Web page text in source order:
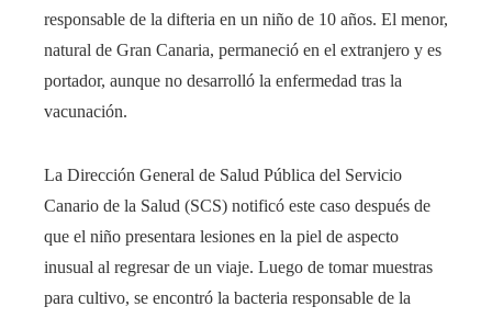
responsable de la difteria en un niño de 10 años. El menor,
natural de Gran Canaria, permaneció en el extranjero y es
portador, aunque no desarrolló la enfermedad tras la
vacunación.
La Dirección General de Salud Pública del Servicio
Canario de la Salud (SCS) notificó este caso después de
que el niño presentara lesiones en la piel de aspecto
inusual al regresar de un viaje. Luego de tomar muestras
para cultivo, se encontró la bacteria responsable de la